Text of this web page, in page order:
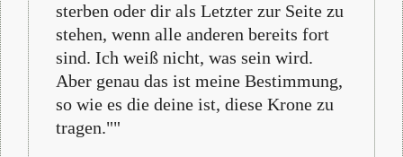
sterben oder dir als Letzter zur Seite zu
stehen, wenn alle anderen bereits fort
sind. Ich weiß nicht, was sein wird.
Aber genau das ist meine Bestimmung,
so wie es die deine ist, diese Krone zu
tragen.""